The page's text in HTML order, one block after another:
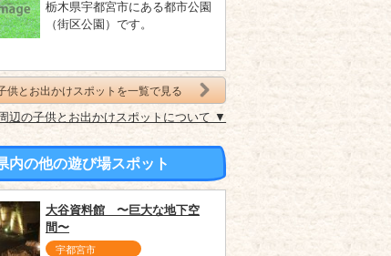
栃木県宇都宮市にある都市公園
（街区公園）です。
供とお出かけスポットを一覧で見る
辺の子供とお出かけスポットについて ▼
内の他の遊び場スポット
大谷資料館 〜巨大な地下空
間〜
宇都宮市